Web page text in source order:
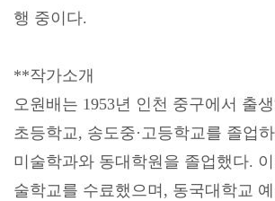
행 중이다.
**작가소개
오원배는 1953년 인천 중구에서 출
초등학교, 송도중·고등학교를 졸업
미술학과와 동대학원을 졸업했다.
술학교를 수료했으며 , 동국대학교